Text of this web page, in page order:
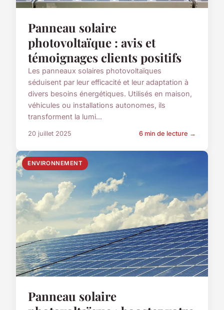
Panneau solaire
photovoltaïque : avis et
témoignages clients positifs
Les panneaux solaires photovoltaïques
séduisent par leur efficacité et leur adaptation à
divers besoins énergétiques. Utilisés en maison,
véhicules ou installations autonomes, ils
transforment la lumi...
20 juillet 2025 6 min de lecture →
ENVIRONNEMENT
Panneau solaire